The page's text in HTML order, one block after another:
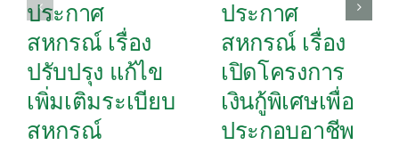
ประกาศ
สหกรณ์ เรื่อง
ปรับปรุง แก้ไข
เพิ่มเติมระเบียบ
สหกรณ์
ประกาศ
สหกรณ์ เรื่อง
เปิดโครงการ
เงินกู้พิเศษเพื่อ
ประกอบอาชีพ